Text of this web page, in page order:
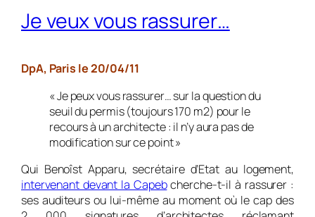
Je veux vous rassurer…
DpA, Paris le 20/04/11
« Je peux vous rassurer… sur la question du
seuil du permis (toujours 170 m2) pour le
recours à un architecte : il n’y aura pas de
modification sur ce point »
Qui Benoîst Apparu, secrétaire d’Etat au logement,
intervenant devant la Capebcherche-t-il à rassurer :
ses auditeurs ou lui-même au moment où le cap des